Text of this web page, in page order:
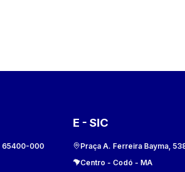
65400-000
E - SIC
Praça A. Ferreira Bayma,
Centro - Codó - MA